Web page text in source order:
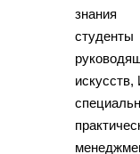
знания